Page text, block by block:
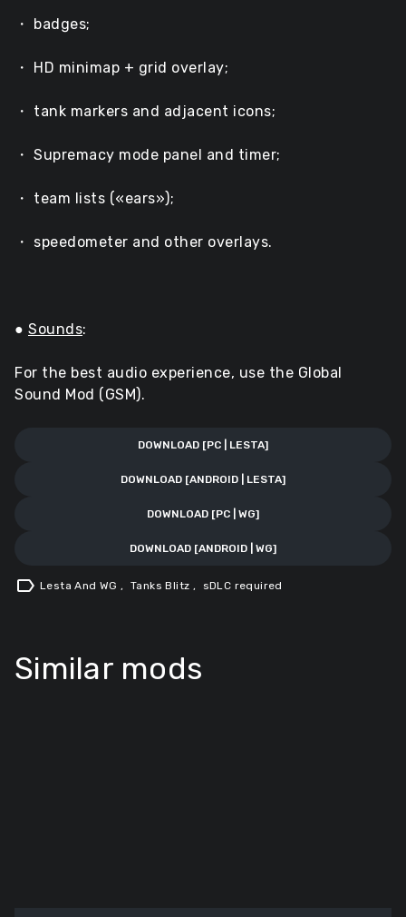
・ badges;
・ HD minimap + grid overlay;
・ tank markers and adjacent icons;
・ Supremacy mode panel and timer;
・ team lists («ears»);
・ speedometer and other overlays.
● Sounds:
For the best audio experience, use the Global
Sound Mod (GSM).
DOWNLOAD [PC | LESTA]
DOWNLOAD [ANDROID | LESTA]
DOWNLOAD [PC | WG]
DOWNLOAD [ANDROID | WG]
label Lesta And WG, Tanks Blitz , sDLC required
Similar mods